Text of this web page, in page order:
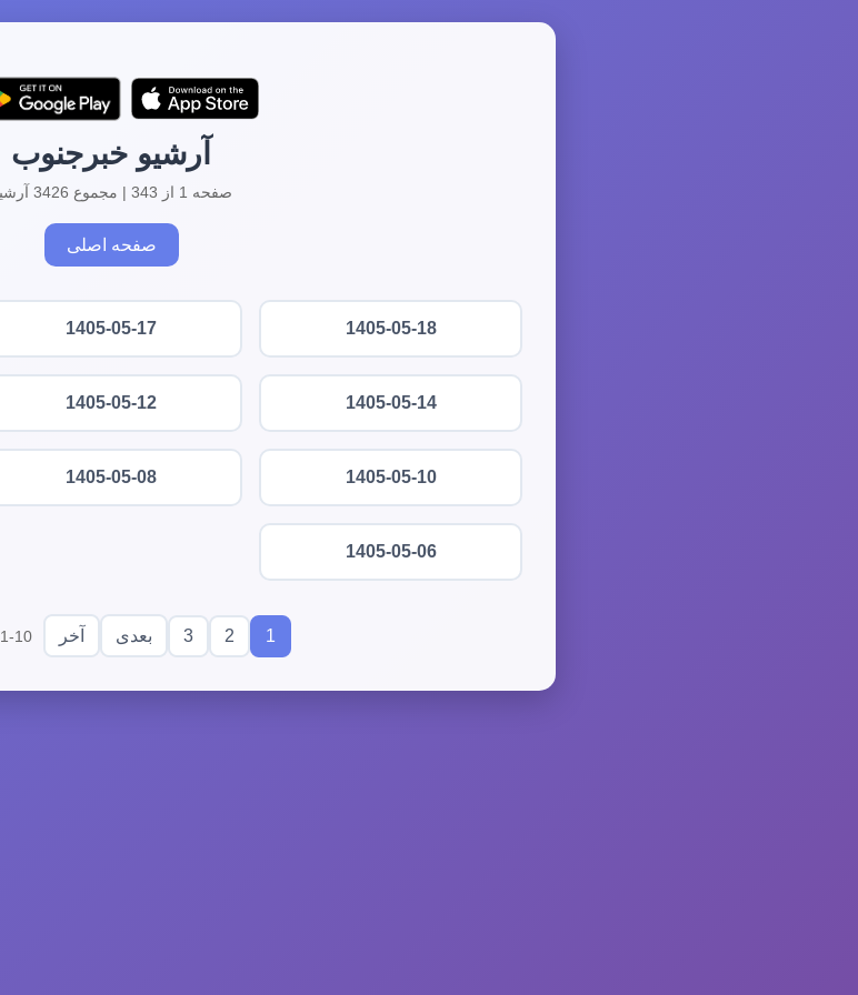
آرشیو خبرجنوب
صفحه 1 از 343 | مجموع 3426 آرشیو
صفحه اصلی
1405-05-18
1405-05-17
1405-05-14
1405-05-12
1405-05-10
1405-05-08
1405-05-06
1
2
3 بعدی آخر 1-10 از 3426